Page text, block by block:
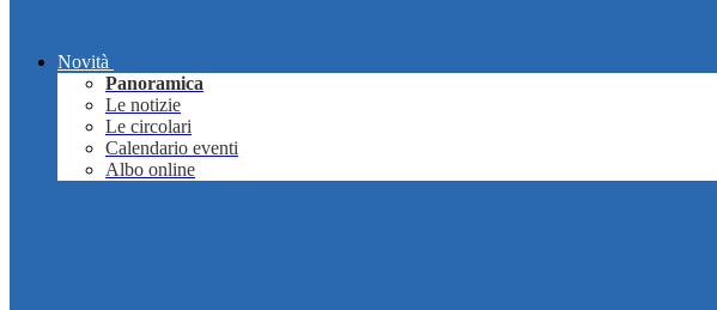
Novità
Panoramica
Le notizie
Le circolari
Calendario eventi
Albo online